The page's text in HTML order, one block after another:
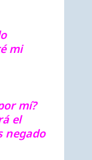
mi
mí?
el
negado